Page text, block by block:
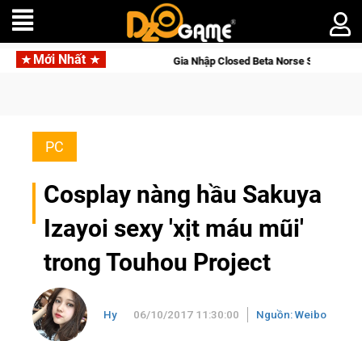
Mới Nhất
Gia Nhập Closed Beta Norse Saga: Cửu Giới Thức Tỉnh, Săn DJI Osmo
PC
Cosplay nàng hầu Sakuya
Izayoi sexy 'xịt máu mũi'
trong Touhou Project
Hy 06/10/2017 11:30:00 Nguồn: Weibo